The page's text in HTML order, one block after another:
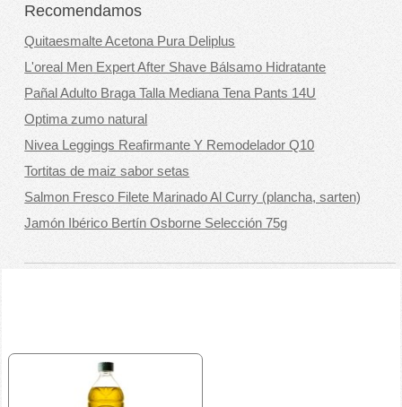
Recomendamos
Quitaesmalte Acetona Pura Deliplus
L'oreal Men Expert After Shave Bálsamo Hidratante
Pañal Adulto Braga Talla Mediana Tena Pants 14U
Optima zumo natural
Nivea Leggings Reafirmante Y Remodelador Q10
Tortitas de maiz sabor setas
Salmon Fresco Filete Marinado Al Curry (plancha, sarten)
Jamón Ibérico Bertín Osborne Selección 75g